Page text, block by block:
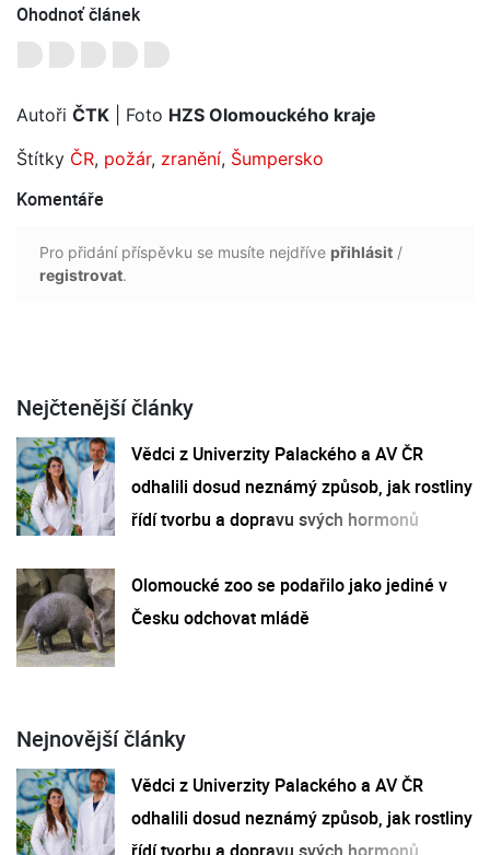
Ohodnoť článek
Autoři ČTK | Foto HZS Olomouckého kraje
Štítky ČR, požár, zranění, Šumpersko
Komentáře
Pro přidání příspěvku se musíte nejdříve přihlásit /
registrovat.
Nejčtenější články
Vědci z Univerzity Palackého a AV ČR
odhalili dosud neznámý způsob, jak rostliny
řídí tvorbu a dopravu svých hormonů
Olomoucké zoo se podařilo jako jediné v
Česku odchovat mládě
Nejnovější články
Vědci z Univerzity Palackého a AV ČR
odhalili dosud neznámý způsob, jak rostliny